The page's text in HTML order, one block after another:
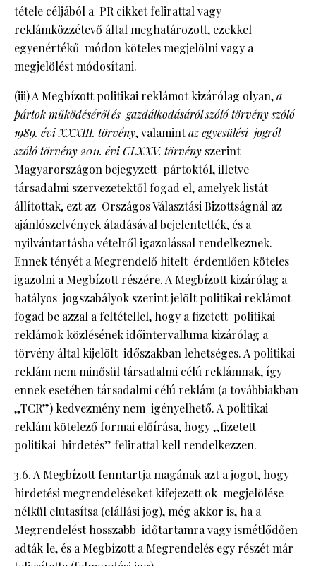
tétele céljából a PR cikket felirattal vagy
reklámközzétevő által meghatározott, ezekkel
egyenértékű módon köteles megjelölni vagy a
megjelölést módosítani.
(iii) A Megbízott politikai reklámot kizárólag olyan,a
pártok működéséről és gazdálkodásáról szóló törvény szóló
1989. évi XXXIII. törvény, valamintaz egyesülési jogról
szóló törvény 2011. évi CLXXV. törvény szerint
Magyarországon bejegyzett pártoktól, illetve
társadalmi szervezetektől fogad el, amelyek listát
állítottak, ezt az Országos Választási Bizottságnál az
ajánlószelvények átadásával bejelentették, és a
nyilvántartásba vételről igazolással rendelkeznek.
Ennek tényét a Megrendelő hitelt érdemlően köteles
igazolni a Megbízott részére. A Megbízott kizárólag a
hatályos jogszabályok szerint jelölt politikai reklámot
fogad be azzal a feltétellel, hogy a fizetett politikai
reklámok közlésének időintervalluma kizárólag a
törvény által kijelölt időszakban lehetséges. A politikai
reklám nem minősül társadalmi célú reklámnak, így
ennek esetében társadalmi célú reklám (a továbbiakban
„TCR”) kedvezmény nem igényelhető. A politikai
reklám kötelező formai előírása, hogy „fizetett
politikai hirdetés” felirattal kell rendelkezzen.
3.6. A Megbízott fenntartja magának azt a jogot, hogy
hirdetési megrendeléseket kifejezett ok megjelölése
nélkül elutasítsa (elállási jog), még akkor is, ha a
Megrendelést hosszabb időtartamra vagy ismétlődően
adták le, és a Megbízott a Megrendelés egy részét már